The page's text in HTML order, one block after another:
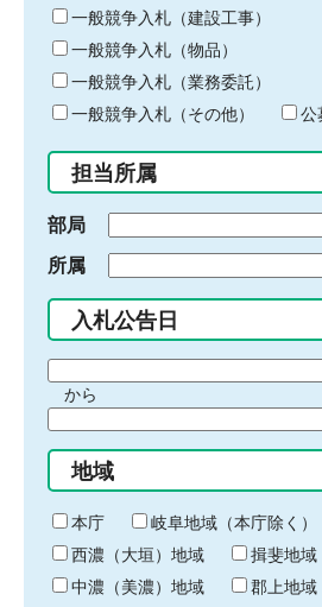
キ
ー
ワ
ー
ド
入
力
一般競争入札（建設工事）
一般競争入札（物品）
一般競争入札（業務委託）
一般競争入札（その他）
公
担当所属
部局
所属
入札公告日
間
始
り
から
間
終
わ
り
地域
本庁
岐阜地域（本庁除く）
西濃（大垣）地域
揖斐地域
中濃（美濃）地域
郡上地域